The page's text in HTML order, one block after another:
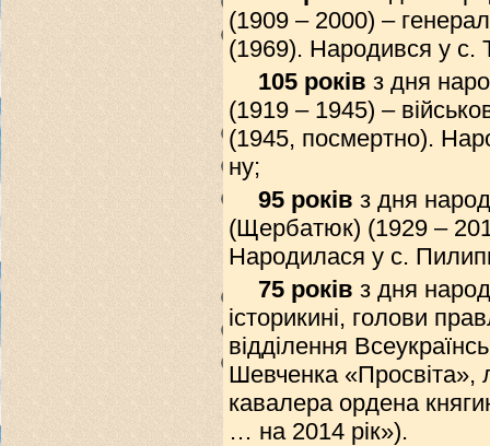
(1909 – 2000) –
(1969). Народився у с.
105 років з дня
(1919 – 1945) –
(1945, посмертно).
ну;
95 років з дня
(Щербатюк) (1929 –
Народилася у с.
75 років з дня
історикині, голови
відділення
Шевченка «Просвіта»,
кавалера ордена
… на 2014 рік»).